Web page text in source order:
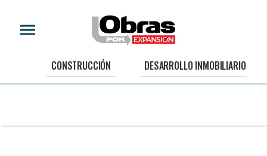
CONSTRUCCIÓN DESARROLLO INMOBILIARIO